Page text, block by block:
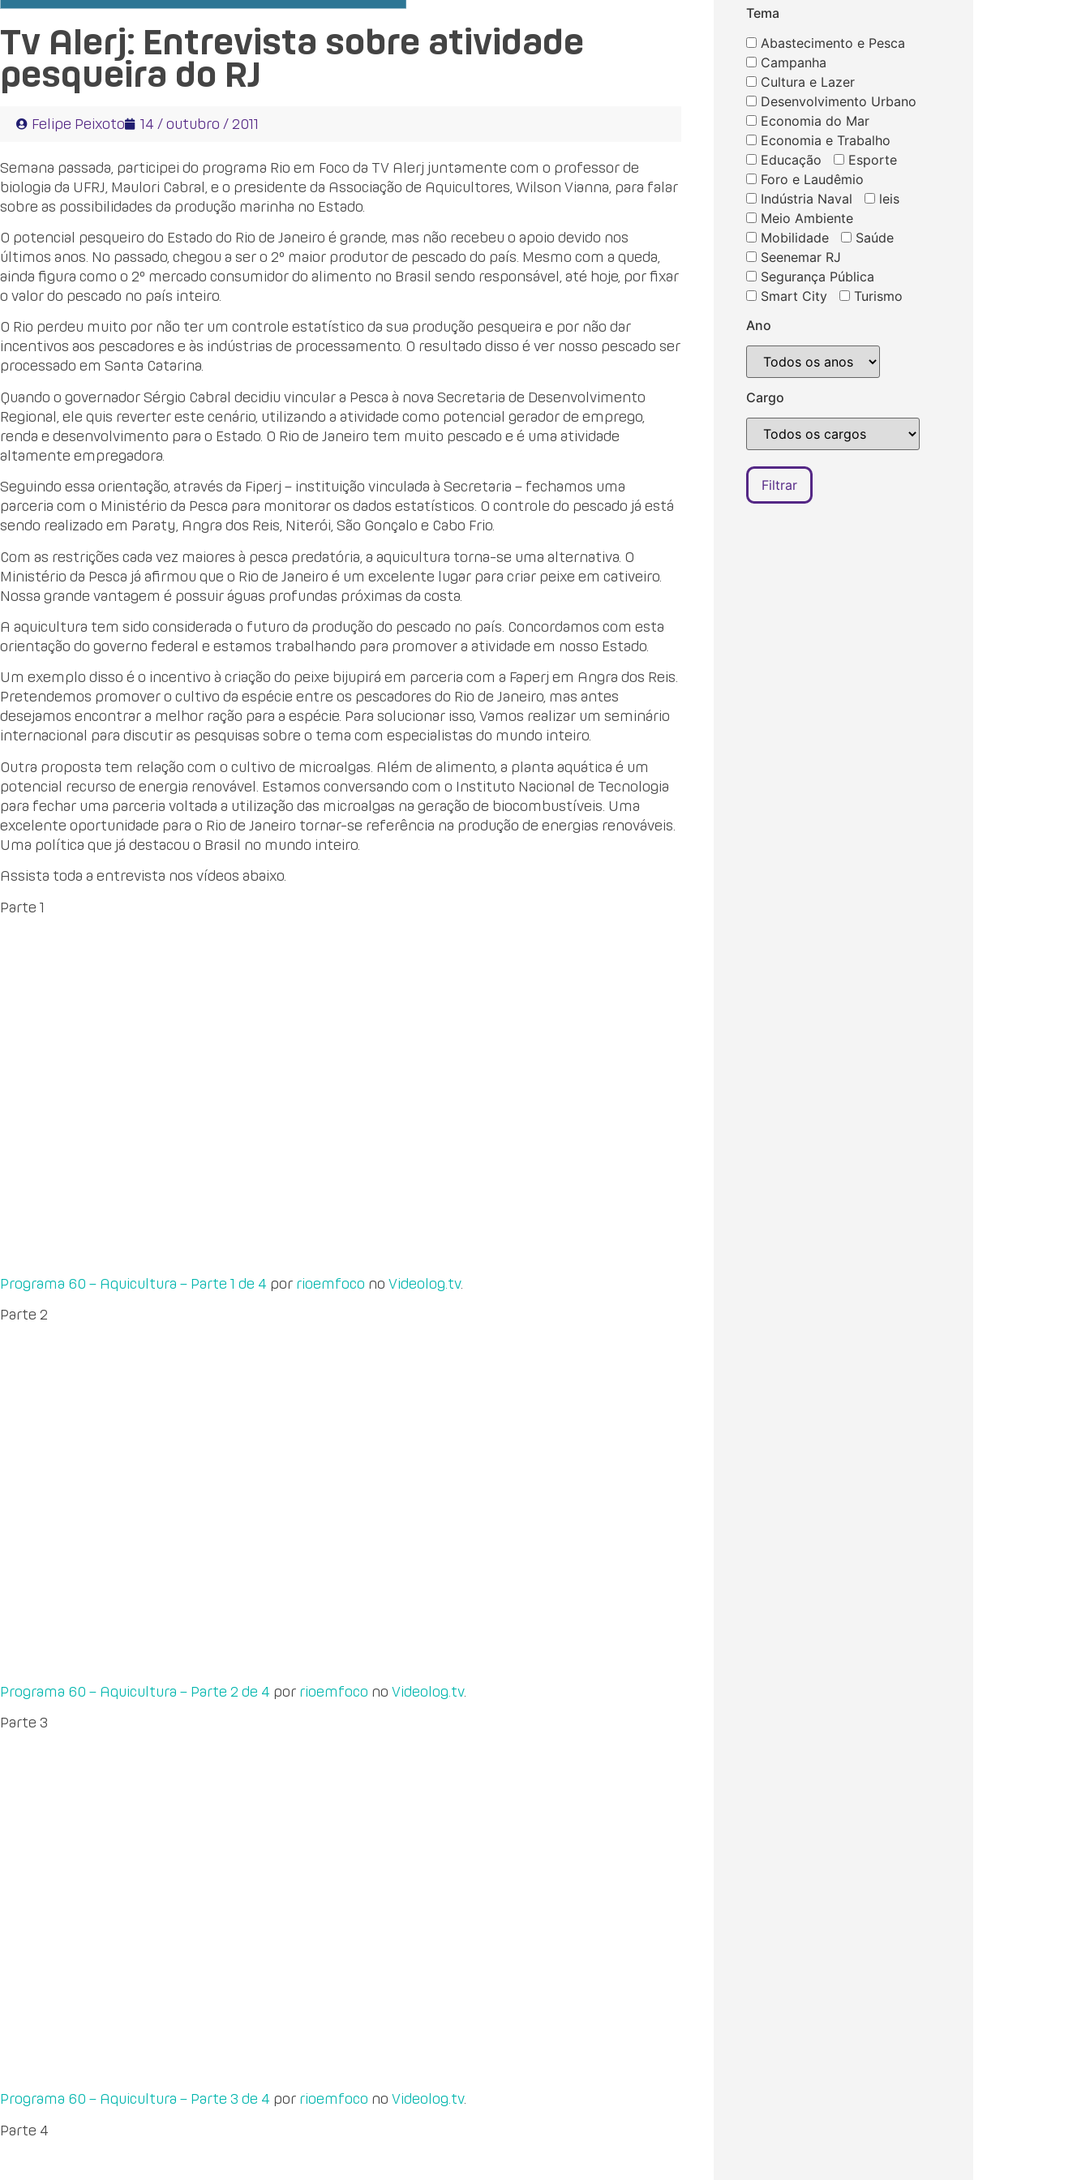
Tv Alerj: Entrevista sobre atividade
pesqueira do RJ
Felipe Peixoto 14 / outubro / 2011
Semana passada, participei do programa Rio em Foco da TV Alerj juntamente com o professor de
biologia da UFRJ, Maulori Cabral, e o presidente da Associação de Aquicultores, Wilson Vianna, para falar
sobre as possibilidades da produção marinha no Estado.
O potencial pesqueiro do Estado do Rio de Janeiro é grande, mas não recebeu o apoio devido nos
últimos anos. No passado, chegou a ser o 2º maior produtor de pescado do país. Mesmo com a queda,
ainda figura como o 2º mercado consumidor do alimento no Brasil sendo responsável, até hoje, por fixar
o valor do pescado no país inteiro.
O Rio perdeu muito por não ter um controle estatístico da sua produção pesqueira e por não dar
incentivos aos pescadores e às indústrias de processamento. O resultado disso é ver nosso pescado ser
processado em Santa Catarina.
Quando o governador Sérgio Cabral decidiu vincular a Pesca à nova Secretaria de Desenvolvimento
Regional, ele quis reverter este cenário, utilizando a atividade como potencial gerador de emprego,
renda e desenvolvimento para o Estado. O Rio de Janeiro tem muito pescado e é uma atividade
altamente empregadora.
Seguindo essa orientação, através da Fiperj – instituição vinculada à Secretaria – fechamos uma
parceria com o Ministério da Pesca para monitorar os dados estatísticos. O controle do pescado já está
sendo realizado em Paraty, Angra dos Reis, Niterói, São Gonçalo e Cabo Frio.
Com as restrições cada vez maiores à pesca predatória, a aquicultura torna-se uma alternativa. O
Ministério da Pesca já afirmou que o Rio de Janeiro é um excelente lugar para criar peixe em cativeiro.
Nossa grande vantagem é possuir águas profundas próximas da costa.
A aquicultura tem sido considerada o futuro da produção do pescado no país. Concordamos com esta
orientação do governo federal e estamos trabalhando para promover a atividade em nosso Estado.
Um exemplo disso é o incentivo à criação do peixe bijupirá em parceria com a Faperj em Angra dos Reis.
Pretendemos promover o cultivo da espécie entre os pescadores do Rio de Janeiro, mas antes
desejamos encontrar a melhor ração para a espécie. Para solucionar isso, Vamos realizar um seminário
internacional para discutir as pesquisas sobre o tema com especialistas do mundo inteiro.
Outra proposta tem relação com o cultivo de microalgas. Além de alimento, a planta aquática é um
potencial recurso de energia renovável. Estamos conversando com o Instituto Nacional de Tecnologia
para fechar uma parceria voltada a utilização das microalgas na geração de biocombustíveis. Uma
excelente oportunidade para o Rio de Janeiro tornar-se referência na produção de energias renováveis.
Uma política que já destacou o Brasil no mundo inteiro.
Assista toda a entrevista nos vídeos abaixo.
Parte 1
Programa 60 – Aquicultura – Parte 1 de 4 por rioemfoco no Videolog.tv.
Parte 2
Programa 60 – Aquicultura – Parte 2 de 4 por rioemfoco no Videolog.tv.
Parte 3
Programa 60 – Aquicultura – Parte 3 de 4 por rioemfoco no Videolog.tv.
Parte 4
Tema
Abastecimento e Pesca
Campanha
Cultura e Lazer
Desenvolvimento Urbano
Economia do Mar
Economia e Trabalho
Educação
Esporte
Foro e Laudêmio
Indústria Naval
leis
Meio Ambiente
Mobilidade
Saúde
Seenemar RJ
Segurança Pública
Smart City
Turismo
Ano
Cargo